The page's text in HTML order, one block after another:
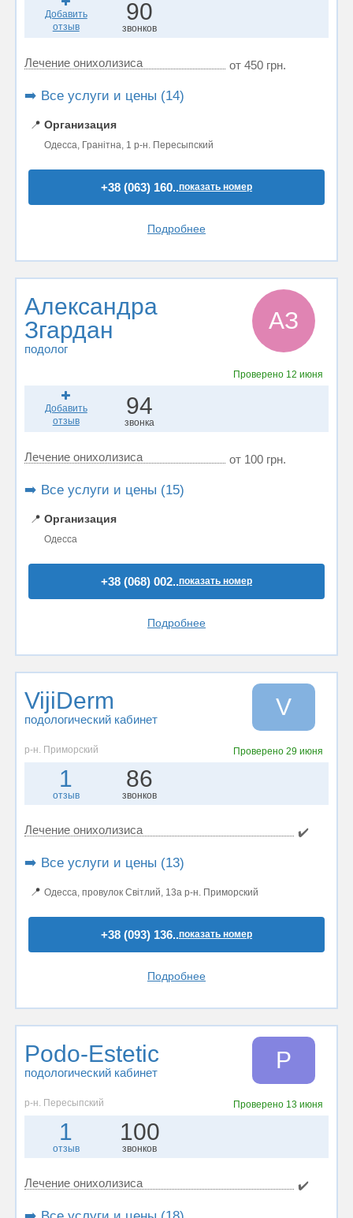
Добавить
отзыв
90
звонков
Лечение онихолизиса от 450 грн.
➡️ Все услуги и цены (14)
📍 Организация
Одесса, Гранітна, 1 р-н. Пересыпский
+38 (063) 160..показать номер
Подробнее
Александра
Згардан
подолог
АЗ
Проверено 12 июня
Добавить
отзыв
94
звонка
Лечение онихолизиса от 100 грн.
➡️ Все услуги и цены (15)
📍 Организация
Одесса
+38 (068) 002..показать номер
Подробнее
VijiDerm
подологический кабинет V
р-н. Приморский Проверено 29 июня
1
отзыв
86
звонков
Лечение онихолизиса ✔️
➡️ Все услуги и цены (13)
📍 Одесса, провулок Світлий, 13а р-н. Приморский
+38 (093) 136..показать номер
Подробнее
Podo-Estetic
подологический кабинет P
р-н. Пересыпский Проверено 13 июня
1
отзыв
100
звонков
Лечение онихолизиса ✔️